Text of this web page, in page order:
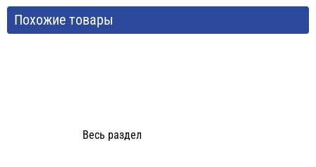
Похожие товары
Весь раздел